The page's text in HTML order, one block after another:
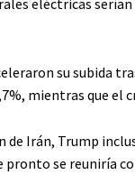
su subida
mientras que el
de Irán, Trump
se reuniría